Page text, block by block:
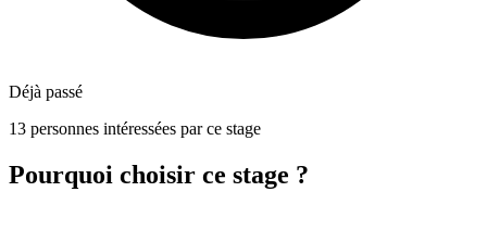
Déjà passé
13 personnes intéressées par ce stage
Pourquoi choisir ce stage ?